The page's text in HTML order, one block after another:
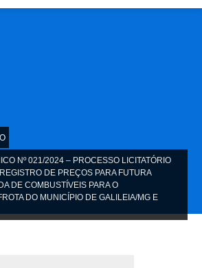
Nº 021/2024 – PROCESSO LICITATÓRIO
DE PREÇOS PARA FUTURA
DE COMBUSTÍVEIS PARA O
DO MUNICÍPIO DE GALILEIA/MG E